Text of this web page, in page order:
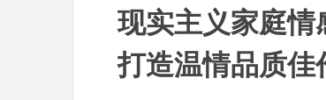
现实主义家庭情
打造温情品质佳